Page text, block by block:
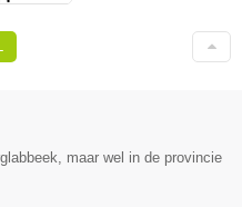
maar wel in de provincie